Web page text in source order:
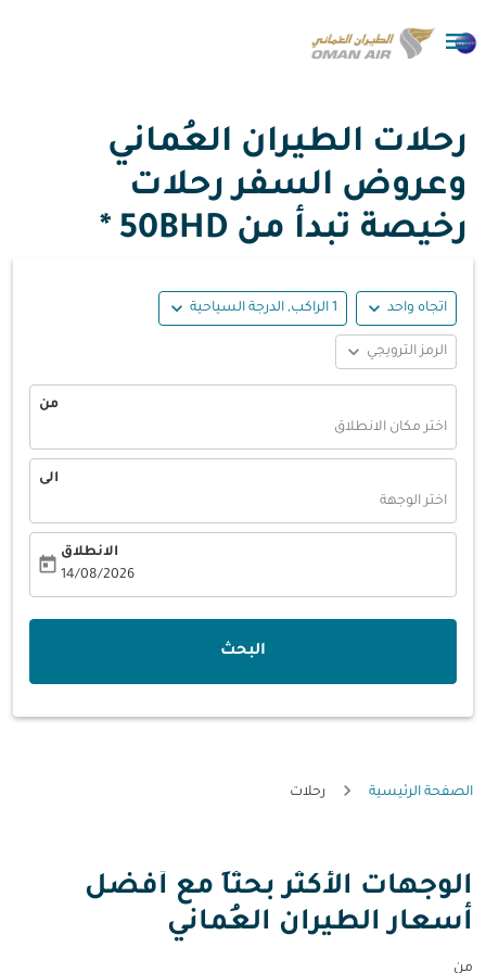

رحلات الطيران العُماني
وعروض السفر رحلات
رخيصة تبدأ من 50BHD *
اتجاه واحد expand_more 1 الراكب, الدرجة السياحية expand_more
الرمز الترويجي expand_more
من
اختر مكان الانطلاق
الى
اختر الوجهة
الانطلاق
14/08/2026
today
البحث
الصفحة الرئيسية رحلات
الوجهات الأكثر بحثاً مع أفضل
أسعار الطيران العُماني
من